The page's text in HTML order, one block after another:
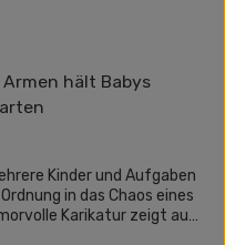
Kinder und Aufgaben
in das Chaos eines
Karikatur zeigt auf